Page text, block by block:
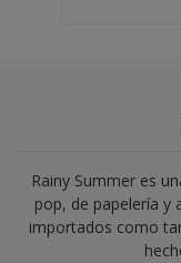
Rainy Summer es
pop, de papelería y
importados como